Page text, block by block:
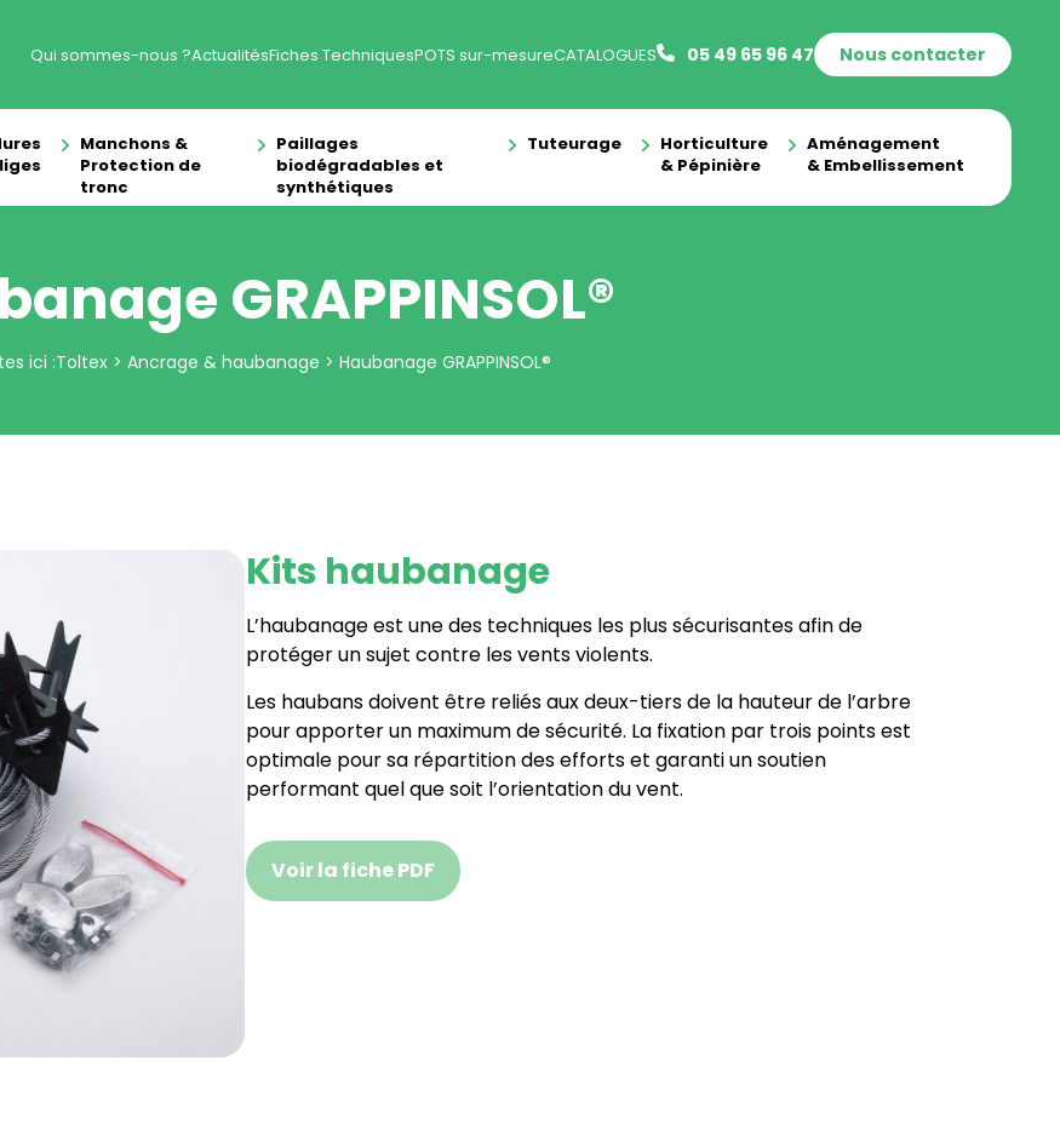
Manchons &
Protection de
tronc
Paillages
biodégradables et
synthétiques
Tuteurage
Horticulture
& Pépinière
Aménagement
& Embellissement
Qui sommes-nous ?ActualitésFiches TechniquesPOTS sur-mesureCATALOGUES 05 49 65 96 47 Nous contacter
GRAPPINSOL®
ici :Toltex > Ancrage & haubanage > Haubanage GRAPPINSOL®
Kits haubanage
L’haubanage est une des techniques les plus sécurisantes afin de
protéger un sujet contre les vents violents.
Les haubans doivent être reliés aux deux-tiers de la hauteur de l’arbre
pour apporter un maximum de sécurité. La fixation par trois points est
optimale pour sa répartition des efforts et garanti un soutien
performant quel que soit l’orientation du vent.
Voir la fiche PDF